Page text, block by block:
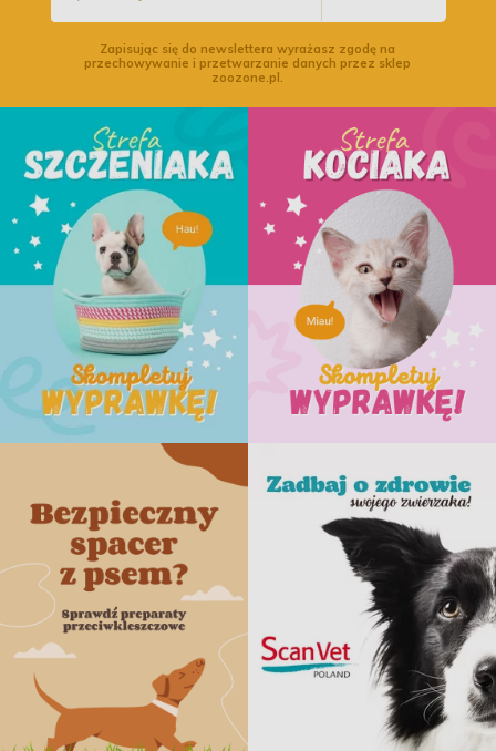
Zapisując się do newslettera wyrażasz zgodę na
przechowywanie i przetwarzanie danych przez sklep
zoozone.pl.